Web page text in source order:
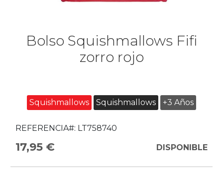
Bolso Squishmallows Fifi
zorro rojo
Squishmallows Squishmallows +3 Años
REFERENCIA#: LT758740
17,95 € DISPONIBLE